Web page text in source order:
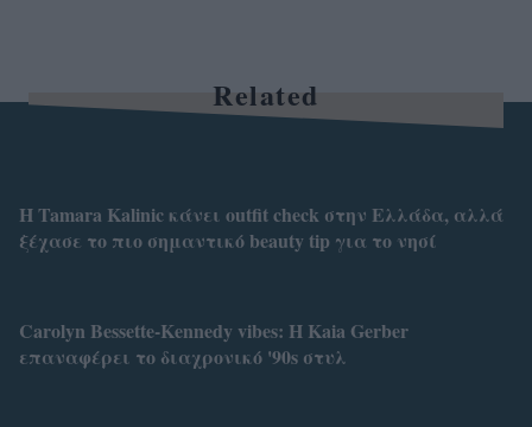
Related
Η Tamara Kalinic κάνει outfit check στην Ελλάδα, αλλά
ξέχασε το πιο σημαντικό beauty tip για το νησί
Carolyn Bessette-Kennedy vibes: Η Kaia Gerber
επαναφέρει το διαχρονικό '90s στυλ